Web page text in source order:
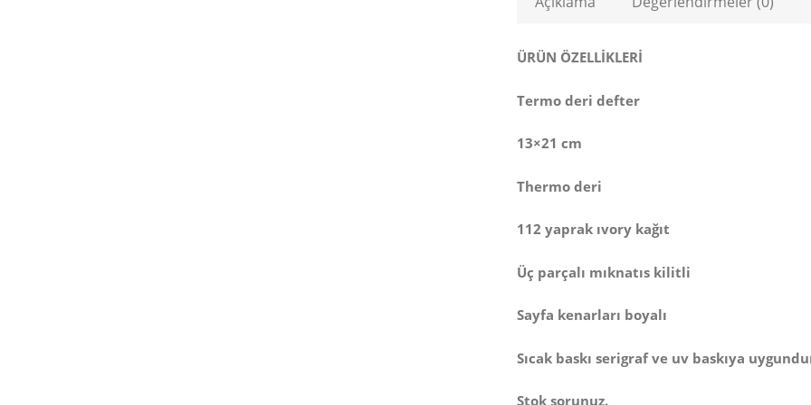
ÜRÜN ÖZELLİKLERİ
Termo deri defter
13×21 cm
Thermo deri
112 yaprak ıvory kağıt
Üç parçalı mıknatıs kilitli
Sayfa kenarları boyalı
Sıcak baskı serigraf ve uv baskıya
Stok sorunuz.